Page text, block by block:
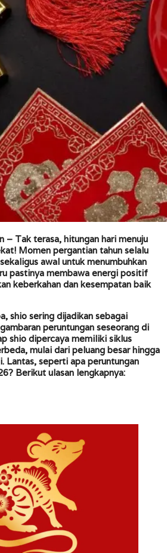
– Tak terasa, hitungan hari menuju
Momen pergantian tahun selalu
awal untuk menumbuhkan
pastinya membawa energi positif
keberkahan dan kesempatan baik
shio sering dijadikan sebagai
peruntungan seseorang di
shio dipercaya memiliki siklus
mulai dari peluang besar hingga
Lantas, seperti apa peruntungan
Berikut ulasan lengkapnya: